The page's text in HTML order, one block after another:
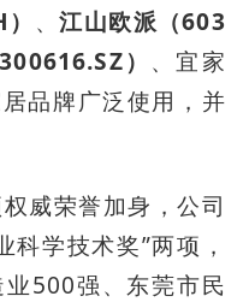
、江山欧派（603
） 、宜家
品牌广泛使用，并
威荣誉加身，公司
学技术奖”两项，
500强、东莞市民